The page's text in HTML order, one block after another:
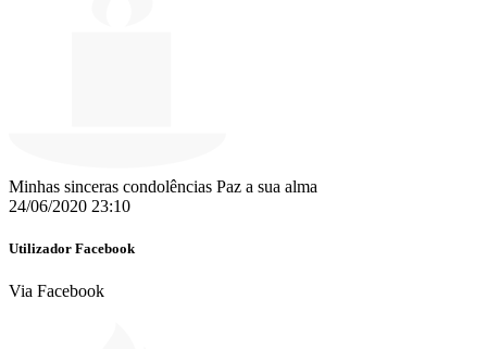
Minhas sinceras condolências Paz a sua alma
24/06/2020 23:10
Utilizador Facebook
Via Facebook